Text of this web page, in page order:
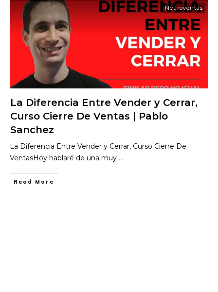
Neuroventas
La Diferencia Entre Vender y Cerrar,
Curso Cierre De Ventas | Pablo
Sanchez
La Diferencia Entre Vender y Cerrar, Curso Cierre De
VentasHoy hablaré de una muy ...
​Read More